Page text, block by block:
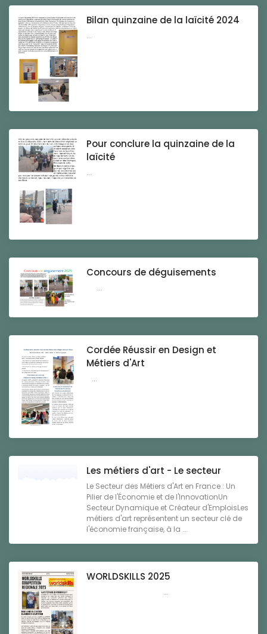
Bilan quinzaine de la laïcité 2024
...
Pour conclure la quinzaine de la
laïcité
...
Concours de déguisements
...
Cordée Réussir en Design et
Métiers d'Art
...
Les métiers d'art - Le secteur
Le Secteur des Métiers d'Art en France : Un
Pilier de l'Économie et de l'InnovationUn
Secteur Dynamique et Créateur d'EmploisLes
métiers d'art représentent un secteur clé de
l'économie française, à la ...
WORLDSKILLS 2025
...